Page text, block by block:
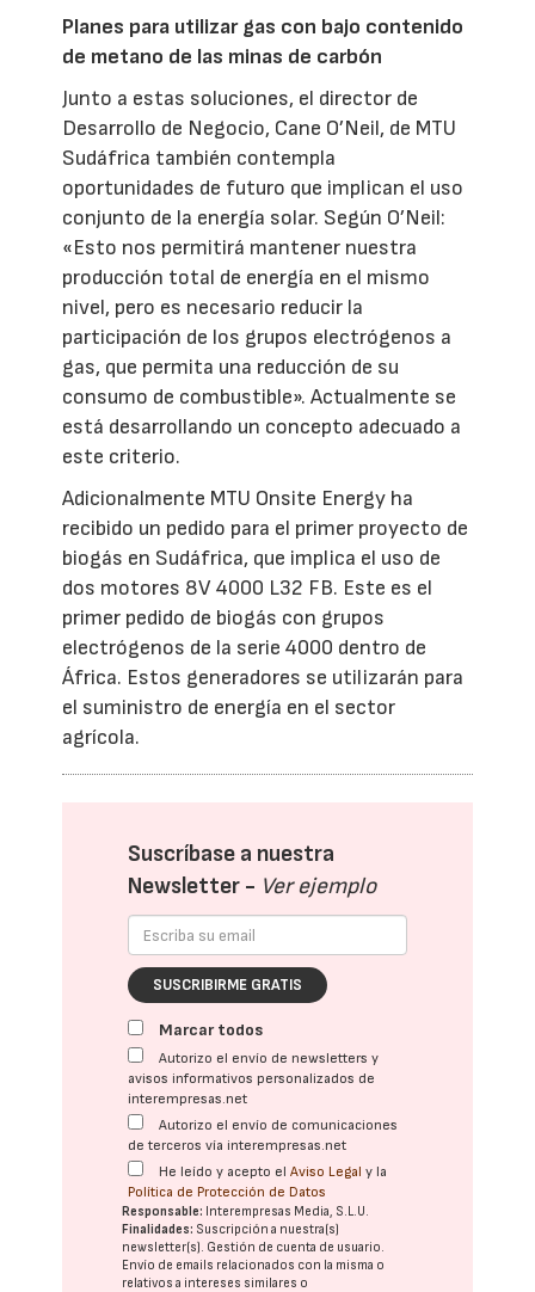
Planes para utilizar gas con bajo contenido
de metano de las minas de carbón
Junto a estas soluciones, el director de
Desarrollo de Negocio, Cane O’Neil, de MTU
Sudáfrica también contempla
oportunidades de futuro que implican el uso
conjunto de la energía solar. Según O’Neil:
«Esto nos permitirá mantener nuestra
producción total de energía en el mismo
nivel, pero es necesario reducir la
participación de los grupos electrógenos a
gas, que permita una reducción de su
consumo de combustible». Actualmente se
está desarrollando un concepto adecuado a
este criterio.
Adicionalmente MTU Onsite Energy ha
recibido un pedido para el primer proyecto de
biogás en Sudáfrica, que implica el uso de
dos motores 8V 4000 L32 FB. Este es el
primer pedido de biogás con grupos
electrógenos de la serie 4000 dentro de
África. Estos generadores se utilizarán para
el suministro de energía en el sector
agrícola.
Suscríbase a nuestra
Newsletter - Ver ejemplo
SUSCRIBIRME GRATIS
Marcar todos
Autorizo el envío de newsletters y
avisos informativos personalizados de
interempresas.net
Autorizo el envío de comunicaciones
de terceros vía interempresas.net
He leído y acepto elAviso Legal y la
Política de Protección de Datos
Responsable: Interempresas Media, S.L.U.
Finalidades: Suscripción a nuestra(s)
newsletter(s). Gestión de cuenta de usuario.
Envío de emails relacionados con la misma o
relativos a intereses similares o